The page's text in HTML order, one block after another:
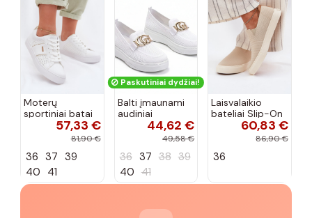
Moterų
sportiniai batai
su ažūro
elementais Big
baltos spalvos
57,33 €
81,90 €
36 37 39
40 41
Paskutiniai dydžiai!
Balti įmaunami
audiniai
sportbačiai su
44,62 €
49,58 €
36 37 38 39
40 41
Laisvalaikio
bateliai Slip-On
Big Star
RR274721 smėlio
60,83 €
86,90 €
36